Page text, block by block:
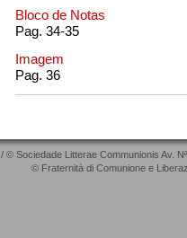
Bloco de Notas
Pag. 34-35
Imagem
Pag. 36
/ © Sociedade Litterae Communionis Av.
© Fraternità di Comunione e